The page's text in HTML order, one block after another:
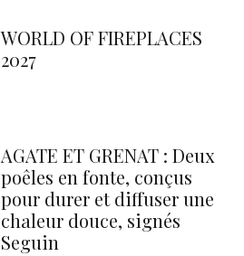
WORLD OF FIREPLACES
2027
AGATE ET GRENAT : Deux
poêles en fonte, conçus
pour durer et diffuser une
chaleur douce, signés
Seguin